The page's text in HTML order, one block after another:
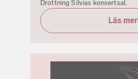
Drottning Silvias konsertsal.
Läs mer